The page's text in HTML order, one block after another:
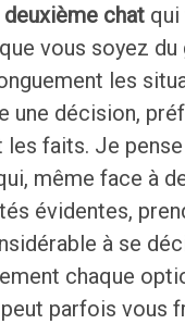
deuxième chatqui
vous soyez du
les
une décision,
faits. Je pense
même face à
évidentes,
à se
chaque
parfois vous